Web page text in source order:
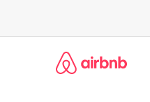
츠